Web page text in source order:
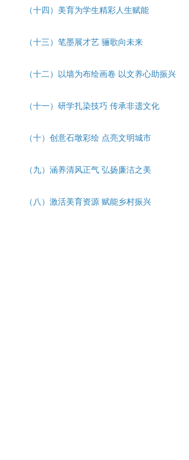
（十四） 美育为学生精彩人生赋能
（十三） 笔墨展才艺 骊歌向未来
（十二） 以墙为布绘画卷 以文养心助振兴
（十一） 研学扎染技巧 传承非遗文化
（十） 创意石墩彩绘 点亮文明城市
（九） 涵养清风正气 弘扬廉洁之美
（八） 激活美育资源 赋能乡村振兴